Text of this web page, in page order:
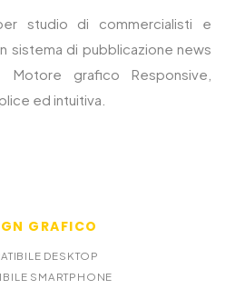
studio di commercialisti e
sistema di pubblicazione news
Motore grafico Responsive,
ed intuitiva.
GRAFICO
DESKTOP
SMARTPHONE